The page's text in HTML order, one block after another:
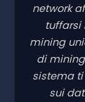
network
tuffarsi
mining
di
sistema
sui